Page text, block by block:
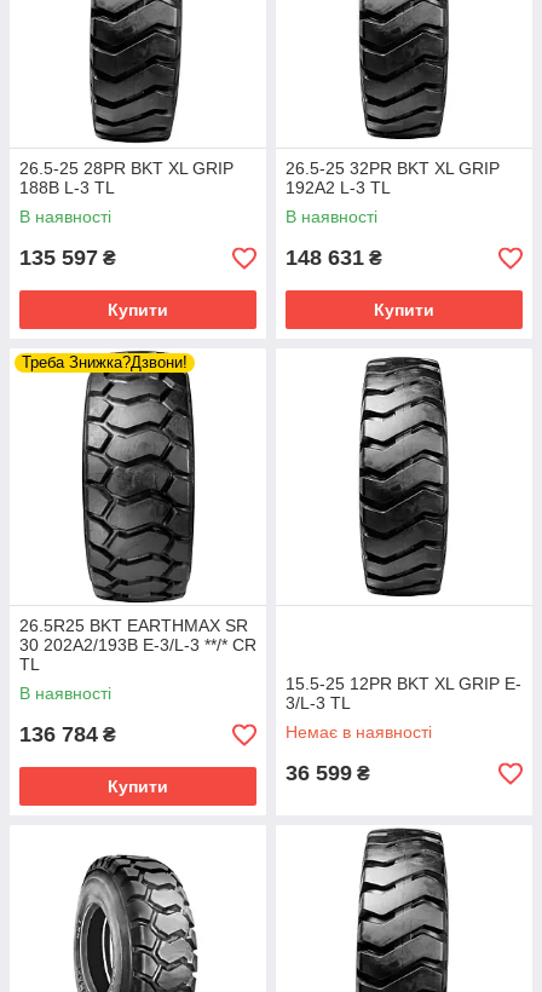
26.5-25 28PR BKT XL GRIP
188B L-3 TL
В наявності
135 597 ₴
Купити
26.5-25 32PR BKT XL GRIP
192A2 L-3 TL
В наявності
148 631 ₴
Купити
Треба Знижка?Дзвони!
26.5R25 BKT EARTHMAX SR
30 202A2/193B E-3/L-3 **/* CR
TL
В наявності
136 784 ₴
Купити
15.5-25 12PR BKT XL GRIP E-
3/L-3 TL
Немає в наявності
36 599 ₴